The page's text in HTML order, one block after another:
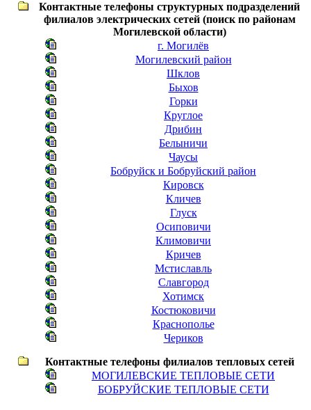
Контактные телефоны структурных подразделений
филиалов электрических сетей (поиск по районам
Могилевской области)
г. Могилёв
Могилевский район
Шклов
Быхов
Горки
Круглое
Дрибин
Белыничи
Чаусы
Бобруйск и Бобруйский район
Кировск
Кличев
Глуск
Осиповичи
Климовичи
Кричев
Мстиславль
Славгород
Хотимск
Костюковичи
Краснополье
Чериков
Контактные телефоны филиалов тепловых сетей
МОГИЛЕВСКИЕ ТЕПЛОВЫЕ СЕТИ
БОБРУЙСКИЕ ТЕПЛОВЫЕ СЕТИ